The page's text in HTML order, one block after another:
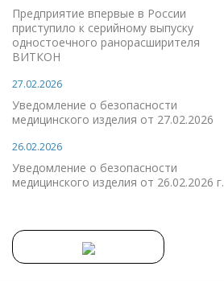
Предприятие впервые в России
приступило к серийному выпуску
одностоечного ранорасширителя
ВИТКОН
27.02.2026
Уведомление о безопасности
медицинского изделия от 27.02.2026
26.02.2026
Уведомление о безопасности
медицинского изделия от 26.02.2026 г.